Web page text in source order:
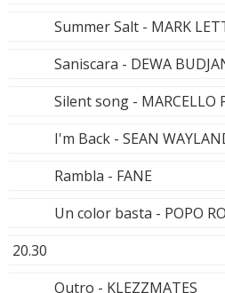
Summer Salt - MARK
Saniscara - DEWA
Silent song - MARCELLO
I'm Back - SEAN
Rambla - FANE
Un color basta - POPO
20.30
Outro - KLEZZMATES